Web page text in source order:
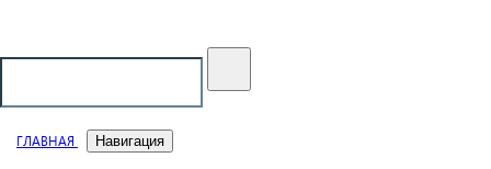
ГЛАВНАЯ Навигация